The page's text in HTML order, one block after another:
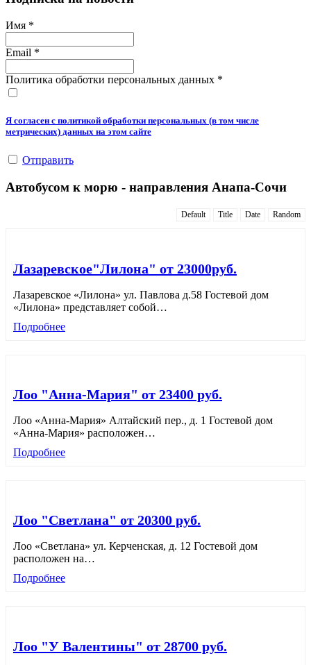
Имя *
Email *
Политика обработки персональных данных *
Я согласен с политикой обработки персональных (в том числе
метрических) данных на этом сайте
Отправить
Автобусом к морю - направления Анапа-Сочи
Default Title Date Random
Лазаревское"Лилона" от 23000руб.
Лазаревское «Лилона» ул. Павлова д.58 Гостевой дом
«Лилона» представляет собой…
Подробнее
Лоо "Анна-Мария" от 23400 руб.
Лоо «Анна-Мария» Алтайский пер., д. 1 Гостевой дом
«Анна-Мария» расположен…
Подробнее
Лоо "Светлана" от 20300 руб.
Лоо «Светлана» ул. Керченская, д. 12 Гостевой дом
расположен на…
Подробнее
Лоо "У Валентины" от 28700 руб.